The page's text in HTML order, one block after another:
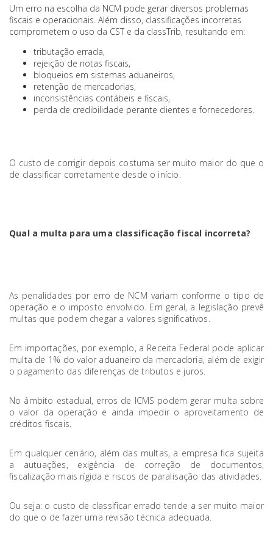
Um erro na escolha da NCM pode gerar diversos problemas
fiscais e operacionais. Além disso, classificações incorretas
comprometem o uso da CST e da classTrib, resultando em:
tributação errada,
rejeição de notas fiscais,
bloqueios em sistemas aduaneiros,
retenção de mercadorias,
inconsistências contábeis e fiscais,
perda de credibilidade perante clientes e fornecedores.
O custo de corrigir depois costuma ser muito maior do que o
de classificar corretamente desde o início.
Qual a multa para uma classificação fiscal incorreta?
As penalidades por erro de NCM variam conforme o tipo de
operação e o imposto envolvido. Em geral, a legislação prevê
multas que podem chegar a valores significativos.
Em importações, por exemplo, a Receita Federal pode aplicar
multa de 1% do valor aduaneiro da mercadoria, além de exigir
o pagamento das diferenças de tributos e juros.
No âmbito estadual, erros de ICMS podem gerar multa sobre
o valor da operação e ainda impedir o aproveitamento de
créditos fiscais.
Em qualquer cenário, além das multas, a empresa fica sujeita
a autuações, exigência de correção de documentos,
fiscalização mais rígida e riscos de paralisação das atividades.
Ou seja: o custo de classificar errado tende a ser muito maior
do que o de fazer uma revisão técnica adequada.